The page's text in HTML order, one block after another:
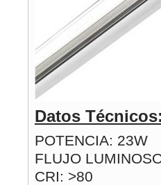
Datos
POTENCIA: 23W
FLUJO
CRI: >80